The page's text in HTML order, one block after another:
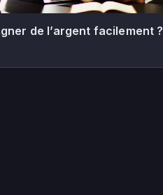
de l’argent facilement ?